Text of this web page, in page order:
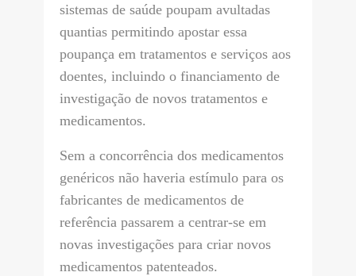
sistemas de saúde poupam avultadas
quantias permitindo apostar essa
poupança em tratamentos e serviços aos
doentes, incluindo o financiamento de
investigação de novos tratamentos e
medicamentos.
Sem a concorrência dos medicamentos
genéricos não haveria estímulo para os
fabricantes de medicamentos de
referência passarem a centrar-se em
novas investigações para criar novos
medicamentos patenteados.